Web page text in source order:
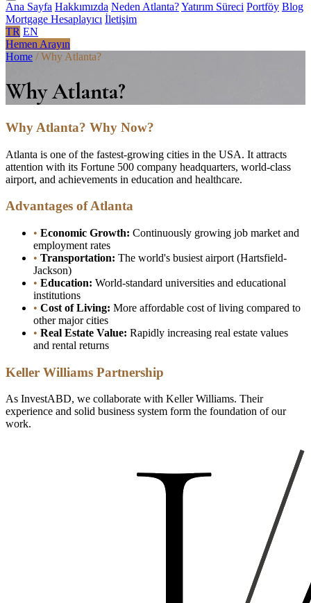
Ana Sayfa Hakkımızda Neden Atlanta?Yatırım Süreci Portföy Blog
Mortgage Hesaplayıcı İletişim
TR EN
Hemen Arayın
Home / Why Atlanta?
Why Atlanta?
Why Atlanta? Why Now?
Atlanta is one of the fastest-growing cities in the USA. It attracts
attention with its Fortune 500 company headquarters, world-class
airport, and achievements in education and healthcare.
Advantages of Atlanta
• Economic Growth: Continuously growing job market and
employment rates
• Transportation: The world's busiest airport (Hartsfield-
Jackson)
• Education: World-standard universities and educational
institutions
• Cost of Living: More affordable cost of living compared to
other major cities
• Real Estate Value: Rapidly increasing real estate values
and rental returns
Keller Williams Partnership
As InvestABD, we collaborate with Keller Williams. Their
experience and solid business system form the foundation of our
work.